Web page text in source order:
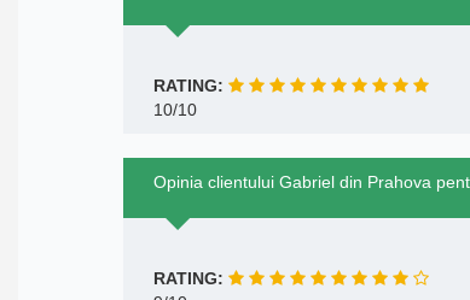
RATING:
10/10
Opinia clientului Gabriel din Prahova
RATING: